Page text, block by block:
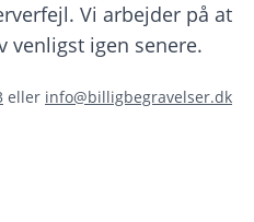
Vi arbejder på at
venligst igen senere.
eller info@billigbegravelser.dk